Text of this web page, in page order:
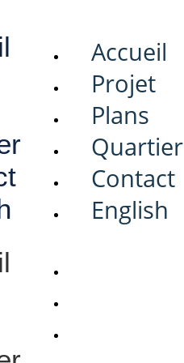
Accueil
Projet
Plans
Quartier
Contact
English